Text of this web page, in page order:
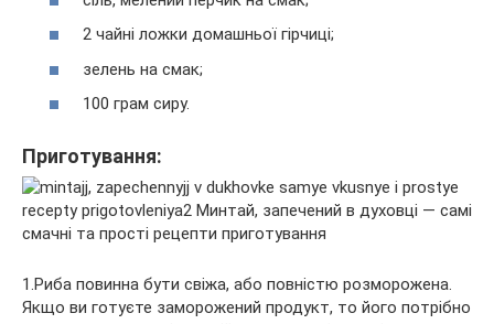
2 чайні ложки домашньої гірчиці;
зелень на смак;
100 грам сиру.
Приготування:
1.Риба повинна бути свіжа, або повністю розморожена.
Якщо ви готуєте заморожений продукт, то його потрібно